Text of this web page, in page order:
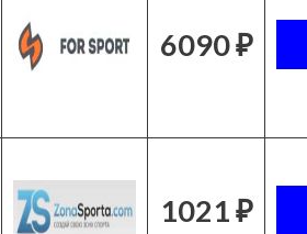
6090 ₽
1021 ₽